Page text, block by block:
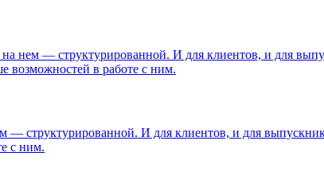
нем — структурированной. И для клиентов, и для
возможностей в работе с ним.
— структурированной. И для клиентов, и для
с ним.